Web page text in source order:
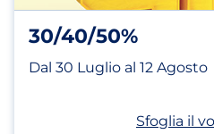
30/40/50%
Dal 30 Luglio al 12 Agosto
Sfoglia il